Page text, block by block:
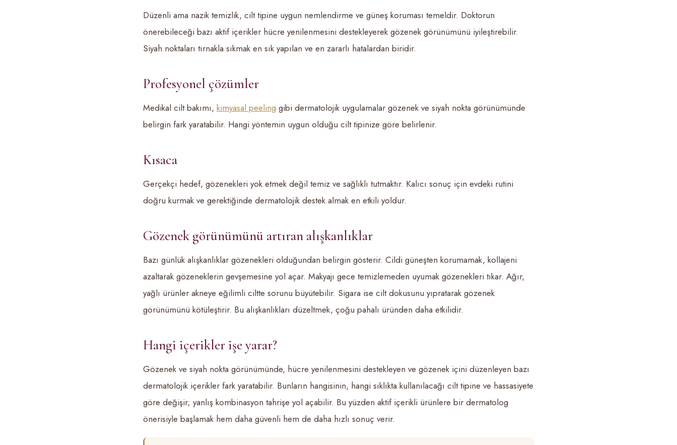
Düzenli ama nazik temizlik, cilt tipine uygun nemlendirme ve güneş koruması temeldir. Doktorun
önerebileceği bazı aktif içerikler hücre yenilenmesini destekleyerek gözenek görünümünü iyileştirebilir.
Siyah noktaları tırnakla sıkmak en sık yapılan ve en zararlı hatalardan biridir.
Profesyonel çözümler
Medikal cilt bakımı, kimyasal peeling gibi dermatolojik uygulamalar gözenek ve siyah nokta görünümünde
belirgin fark yaratabilir. Hangi yöntemin uygun olduğu cilt tipinize göre belirlenir.
Kısaca
Gerçekçi hedef, gözenekleri yok etmek değil temiz ve sağlıklı tutmaktır. Kalıcı sonuç için evdeki rutini
doğru kurmak ve gerektiğinde dermatolojik destek almak en etkili yoldur.
Gözenek görünümünü artıran alışkanlıklar
Bazı günlük alışkanlıklar gözenekleri olduğundan belirgin gösterir. Cildi güneşten korumamak, kollajeni
azaltarak gözeneklerin gevşemesine yol açar. Makyajı gece temizlemeden uyumak gözenekleri tıkar. Ağır,
yağlı ürünler akneye eğilimli ciltte sorunu büyütebilir. Sigara ise cilt dokusunu yıpratarak gözenek
görünümünü kötüleştirir. Bu alışkanlıkları düzeltmek, çoğu pahalı üründen daha etkilidir.
Hangi içerikler işe yarar?
Gözenek ve siyah nokta görünümünde, hücre yenilenmesini destekleyen ve gözenek içini düzenleyen bazı
dermatolojik içerikler fark yaratabilir. Bunların hangisinin, hangi sıklıkta kullanılacağı cilt tipine ve hassasiyete
göre değişir; yanlış kombinasyon tahrişe yol açabilir. Bu yüzden aktif içerikli ürünlere bir dermatolog
önerisiyle başlamak hem daha güvenli hem de daha hızlı sonuç verir.